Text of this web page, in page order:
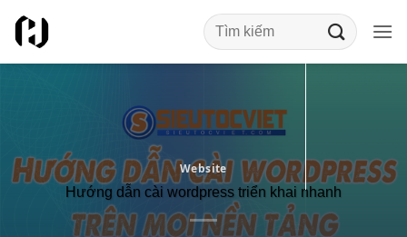
qua
nội
Website
Hướng dẫn cài wordpress triển khai nhanh